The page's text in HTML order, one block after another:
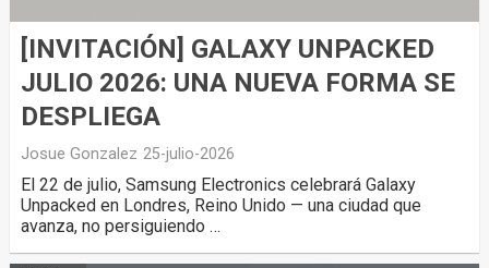
[INVITACIÓN] GALAXY UNPACKED
JULIO 2026: UNA NUEVA FORMA SE
DESPLIEGA
Josue Gonzalez 25-julio-2026
El 22 de julio, Samsung Electronics celebrará Galaxy
Unpacked en Londres, Reino Unido — una ciudad que
avanza, no persiguiendo …